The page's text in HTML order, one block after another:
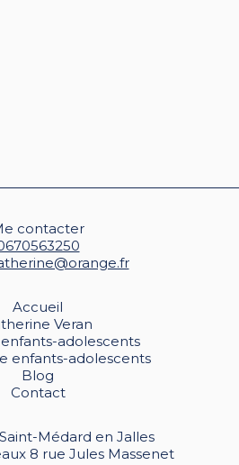
contacter
Accueil
Veran
adolescents
enfants-adolescents
Blog
Contact
Médard en Jalles
8 rue Jules Massenet